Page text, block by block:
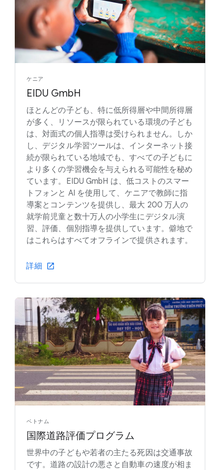
ケニア
EIDU GmbH
ほとんどの子ども、特に低所得層や中間所得層
が多く、リソースが限られている環境の子ども
は、対面式の個人指導は受けられません。しか
し、デジタル学習ツールは、インターネット接
続が限られている地域でも、すべての子どもに
より多くの学習機会を与えられる可能性を秘め
ています。EIDU GmbH は、低コストのスマー
トフォンと AI を使用して、ケニアで教師に指
導案とコンテンツを提供し、最大 200 万人の
就学前児童と数十万人の小学生にデジタル演
習、評価、個別指導を提供しています。僻地で
はこれらはすべてオフラインで提供されます。
詳細
ベトナム
国際道路評価プログラム
世界中の子どもや若者の主たる死因は交通事故
です。道路の設計の悪さと自動車の速度が相ま